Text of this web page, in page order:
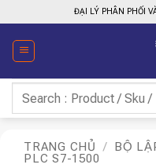
qua
nội
dung
ĐẠI LÝ PHÂN PHỐI
kiếm:
TRANG CHỦ / BỘ
PLC S7-1500